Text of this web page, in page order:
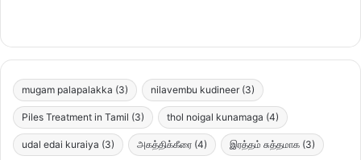
mugam palapalakka (3) nilavembu kudineer (3)
Piles Treatment in Tamil (3) thol noigal kunamaga (4)
udal edai kuraiya (3) அகத்திக்கீரை (4) இரத்தம் சுத்தமாக (3)